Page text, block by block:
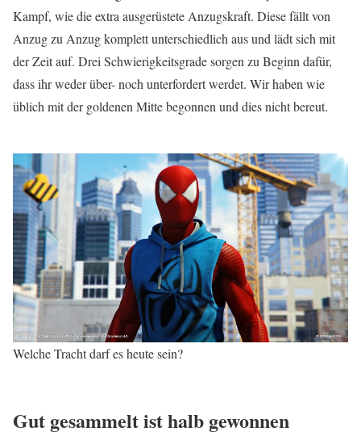
Kampf, wie die extra ausgerüstete Anzugskraft. Diese fällt von
Anzug zu Anzug komplett unterschiedlich aus und lädt sich mit
der Zeit auf. Drei Schwierigkeitsgrade sorgen zu Beginn dafür,
dass ihr weder über- noch unterfordert werdet. Wir haben wie
üblich mit der goldenen Mitte begonnen und dies nicht bereut.
Welche Tracht darf es heute sein?
Gut gesammelt ist halb gewonnen